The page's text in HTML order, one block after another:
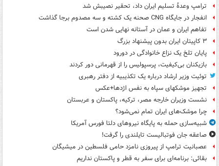
ترامپ وعدۀ تسلیم ایران داد، تحقیر نصیبش شد
انفجار در جایگاه CNG صحنه یک کشته و سه مصدوم برجا گذاشت
تفاهم ایران و عمان در آستانه نهایی شدن است
۳ کاپیتان ایران بدون پیشنهاد بزرگ
پایان تلخ یک نزاع خانوادگی در دورود
بازیکنان بی‌کیفیت، پرسپولیس را از قهرمانی دور کردند
توئیت وزیر ارشاد درباره یک تکذیبیه از دفتر رهبری
تجهیز موشکهای سپاه به نفس اژدها+عکس
نشست وزیران خارجه مصر، ترکیه، پاکستان و عربستان
چرا موشک‌های ایران تمام نمی‌شود؟
شبیه‌سازی حمله به پایگاه نیروهای دلتا فورس آمریکا
صاعقه جان فوتبالیست تایلندی را گرفت!
عصبانیت ترامپ از پیروزی نامزد حامی فلسطین در میشیگان
بقائی: برنامه‌ای برای سفر به قطر و پاکستان نداریم